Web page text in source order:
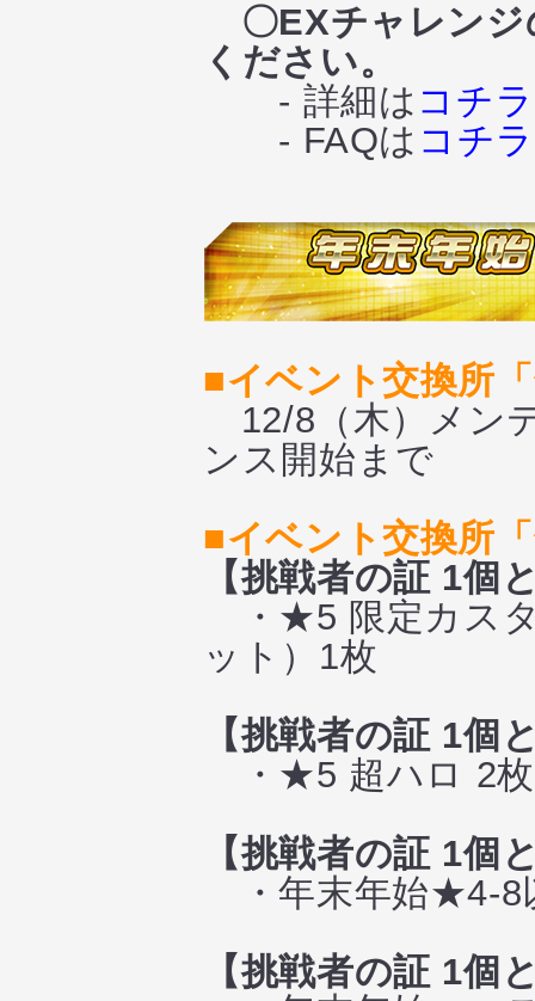
〇EXチャレン
ください。
- 詳細は コチラ
- FAQは コチラ
■イベント交換所
12/8（木）メン
ンス開始まで
■イベント交換所
【挑戦者の証 1個
・★5 限定カスタ
ット）1枚
【挑戦者の証 1個
・★5 超ハロ 2枚
【挑戦者の証 1個
・年末年始★4-8
【挑戦者の証 1個